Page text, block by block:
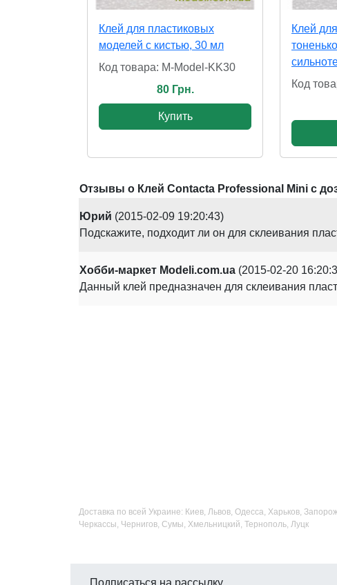
Клей для пластиковых
моделей с кистью, 30 мл
Код товара: M-Model-KK30
80 Грн.
Купить
Клей
Код
Отзывы о Клей Contacta Professional Mini с
Юрий (2015-02-09 19:20:43)
Подскажите, подходит ли он для склеивания
Хобби-маркет Modeli.com.ua (2015-02-20
Данный клей предназначен для склеивания
Доставка по всей Украине: Киев, Львов, Одесса, Харьков,
Черкассы, Чернигов, Сумы, Хмельницкий, Тернополь, Луцк
Подписаться на рассылку